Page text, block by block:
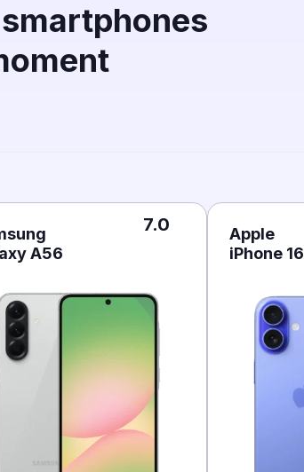
A56
7.0
Apple
iPhone 16